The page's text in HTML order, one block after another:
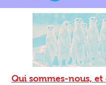
Qui sommes-nous,